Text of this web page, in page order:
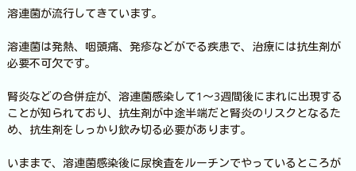
溶連菌が流行してきています。
溶連菌は発熱、咽頭痛、発疹などがでる疾患で、治療には抗生剤が
必要不可欠です。
腎炎などの合併症が、溶連菌感染して1～3週間後にまれに出現する
ことが知られており、抗生剤が中途半端だと腎炎のリスクとなるた
め、抗生剤をしっかり飲み切る必要があります。
いままで、溶連菌感染後に尿検査をルーチンでやっているところが